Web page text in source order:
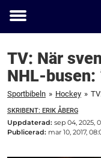
Toggle
TV: När
NHL-
Sportbibeln » Hockey »
SKRIBENT: ERIK ÅBERG
Uppdaterad: sep 04, 2025,
Publicerad: mar 10, 2017,